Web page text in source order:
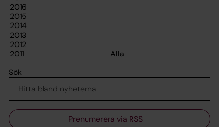
Sök
Prenumerera via RSS